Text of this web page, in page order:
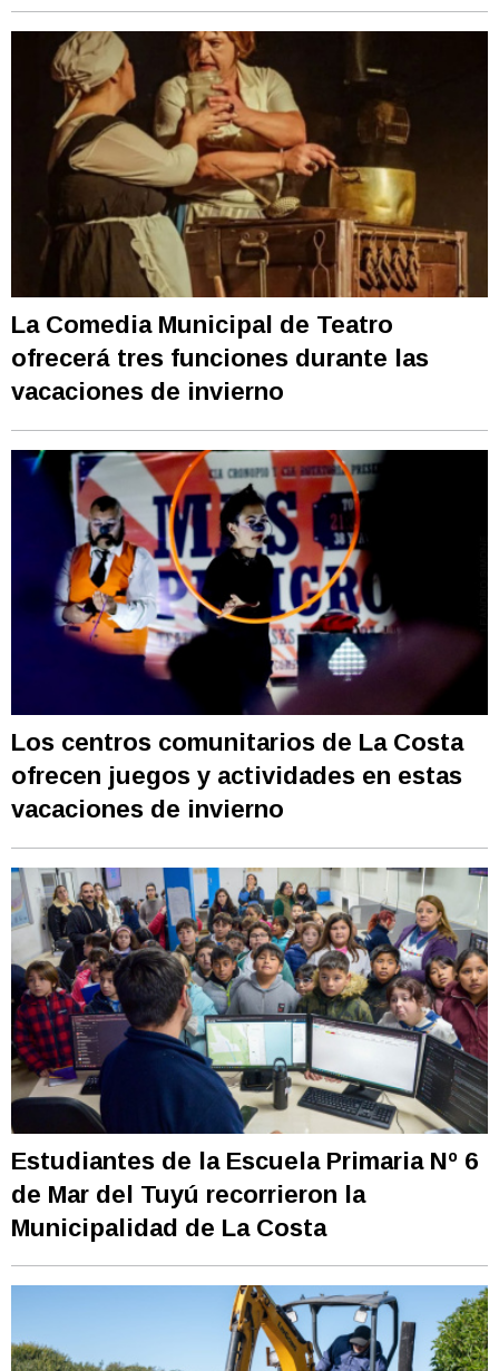
La Comedia Municipal de Teatro
ofrecerá tres funciones durante las
vacaciones de invierno
Los centros comunitarios de La Costa
ofrecen juegos y actividades en estas
vacaciones de invierno
Estudiantes de la Escuela Primaria Nº 6
de Mar del Tuyú recorrieron la
Municipalidad de La Costa